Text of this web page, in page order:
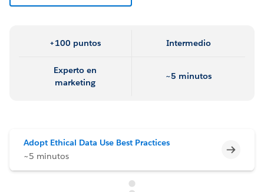
+100 puntos Intermedio
Experto en
marketing
~5 minutos
Adopt Ethical Data Use Best Practices
~5 minutos